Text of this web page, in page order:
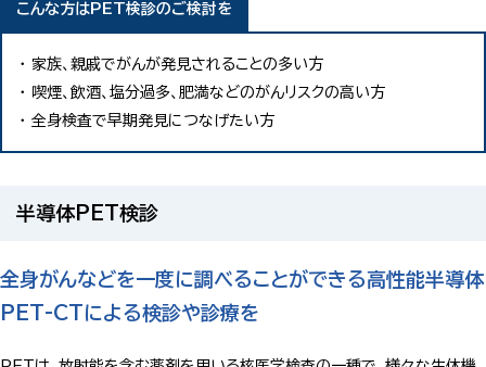
こんな方はPET検診のご検討を
家族、親戚でがんが発見されることの多い方
喫煙、飲酒、塩分過多、肥満などのがんリスクの高い方
全身検査で早期発見につなげたい方
半導体PET検診
全身がんなどを一度に調べることができる高性能半導体
PET-CTによる検診や診療を